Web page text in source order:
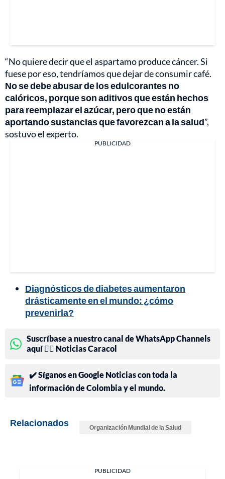
“No quiere decir que el aspartamo produce cáncer. Si
fuese por eso, tendríamos que dejar de consumir café.
No se debe abusar de los edulcorantes no
calóricos, porque son aditivos que están hechos
para reemplazar el azúcar, pero que no están
aportando sustancias que favorezcan a la salud”,
sostuvo el experto.
PUBLICIDAD
Diagnósticos de diabetes aumentaron
drásticamente en el mundo: ¿cómo
prevenirla?
Suscríbase a nuestro canal de WhatsApp Channels
aquí 👉🏻 Noticias Caracol
✔️ Síganos en Google Noticias con toda la
información de Colombia y el mundo.
Relacionados Organización Mundial de la Salud
PUBLICIDAD